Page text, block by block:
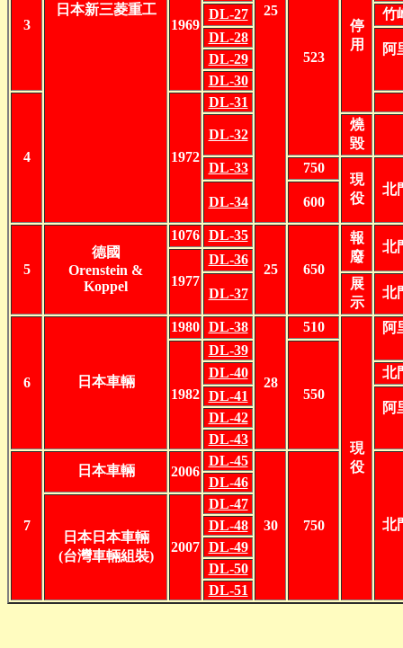
日本新三菱重工 25
3 1969
523
停
用
DL-27
竹
DL-28
阿
DL-29
DL-30
4 1972
DL-31
DL-32
燒
毀
DL-33
750
現
役
北
DL-34
600
5
德國
Orenstein &
Koppel
1076 DL-35
25 650
報
廢
北
1977
DL-36
DL-37
展
示
北
6 日本車輛
1980 DL-38
28
510
現
役
阿
1982
DL-39
550
DL-40
北
DL-41
阿
DL-42
DL-43
7
日本車輛 2006
DL-45
30 750 北
DL-46
日本日本車輛
(台灣車輛組裝)
2007
DL-47
DL-48
DL-49
DL-50
DL-51